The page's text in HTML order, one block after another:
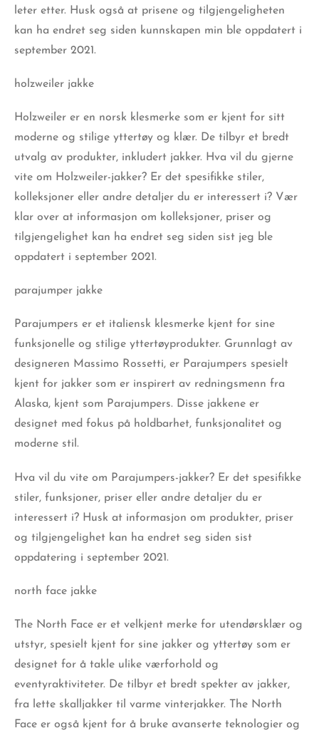
leter etter. Husk også at prisene og tilgjengeligheten
kan ha endret seg siden kunnskapen min ble oppdatert i
september 2021.
holzweiler jakke
Holzweiler er en norsk klesmerke som er kjent for sitt
moderne og stilige yttertøy og klær. De tilbyr et bredt
utvalg av produkter, inkludert jakker. Hva vil du gjerne
vite om Holzweiler-jakker? Er det spesifikke stiler,
kolleksjoner eller andre detaljer du er interessert i? Vær
klar over at informasjon om kolleksjoner, priser og
tilgjengelighet kan ha endret seg siden sist jeg ble
oppdatert i september 2021.
parajumper jakke
Parajumpers er et italiensk klesmerke kjent for sine
funksjonelle og stilige yttertøyprodukter. Grunnlagt av
designeren Massimo Rossetti, er Parajumpers spesielt
kjent for jakker som er inspirert av redningsmenn fra
Alaska, kjent som Parajumpers. Disse jakkene er
designet med fokus på holdbarhet, funksjonalitet og
moderne stil.
Hva vil du vite om Parajumpers-jakker? Er det spesifikke
stiler, funksjoner, priser eller andre detaljer du er
interessert i? Husk at informasjon om produkter, priser
og tilgjengelighet kan ha endret seg siden sist
oppdatering i september 2021.
north face jakke
The North Face er et velkjent merke for utendørsklær og
utstyr, spesielt kjent for sine jakker og yttertøy som er
designet for å takle ulike værforhold og
eventyraktiviteter. De tilbyr et bredt spekter av jakker,
fra lette skalljakker til varme vinterjakker. The North
Face er også kjent for å bruke avanserte teknologier og